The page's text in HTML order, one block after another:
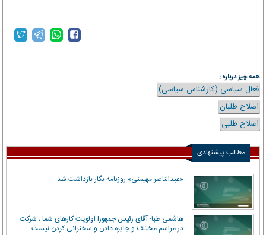
همه چیز درباره :
فعال سیاسی (کارشناس سیاسی)
اصلاح طلبان
اصلاح طلبی
مطالب پیشنهادی
«عبدالناصر مهیمنی» روزنامه نگار بازداشت شد
هاشمی طبا: آقای رئیس جمهور! اولویت کارهای شما ، شرکت
در مراسم مختلف و جایزه دادن و سخنرانی کردن نیست